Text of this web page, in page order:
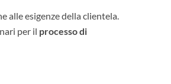
alle esigenze della clientela.
per il processo di